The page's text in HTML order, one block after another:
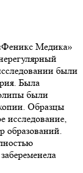
Медика»
были
Была
были
Образцы
исследование,
образований.